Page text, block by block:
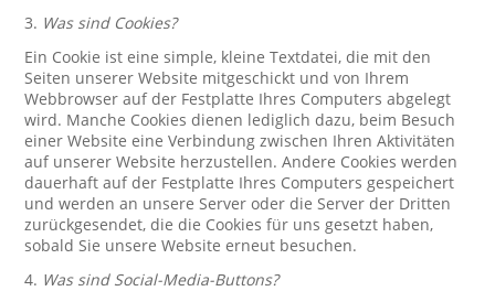
3. Was sind Cookies?
Ein Cookie ist eine simple, kleine Textdatei, die mit den
Seiten unserer Website mitgeschickt und von Ihrem
Webbrowser auf der Festplatte Ihres Computers abgelegt
wird. Manche Cookies dienen lediglich dazu, beim Besuch
einer Website eine Verbindung zwischen Ihren Aktivitäten
auf unserer Website herzustellen. Andere Cookies werden
dauerhaft auf der Festplatte Ihres Computers gespeichert
und werden an unsere Server oder die Server der Dritten
zurückgesendet, die die Cookies für uns gesetzt haben,
sobald Sie unsere Website erneut besuchen.
4. Was sind Social-Media-Buttons?